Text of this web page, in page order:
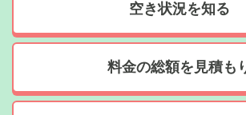
空き状況を知る
料金の総額を見積も